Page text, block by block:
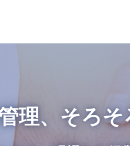
理、 そろそ